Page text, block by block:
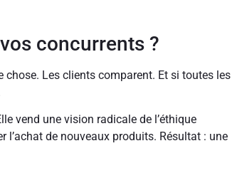
concurrents ?
chose. Les clients comparent. Et si toutes les
vend une vision radicale de l’éthique
l’achat de nouveaux produits. Résultat : une